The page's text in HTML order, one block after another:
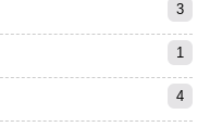
3
1
4